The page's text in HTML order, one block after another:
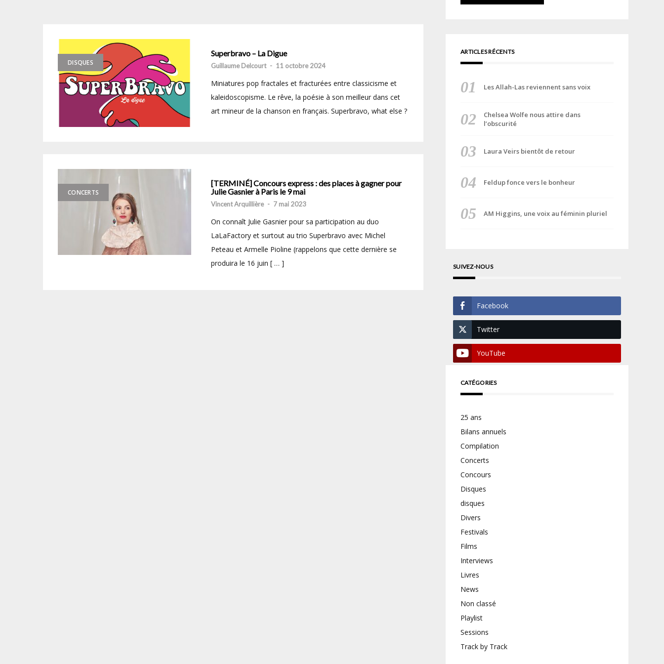
DISQUES
Superbravo – La Digue
Guillaume Delcourt - 11 octobre 2024
Miniatures pop fractales et fracturées entre classicisme et
kaleidoscopisme. Le rêve, la poésie à son meilleur dans cet
art mineur de la chanson en français. Superbravo, what else ?
CONCERTS
[TERMINÉ] Concours express : des places à gagner pour
Julie Gasnier à Paris le 9 mai
Vincent Arquillière - 7 mai 2023
On connaît Julie Gasnier pour sa participation au duo
LaLaFactory et surtout au trio Superbravo avec Michel
Peteau et Armelle Pioline (rappelons que cette dernière se
produira le 16 juin [ … ]
ARTICLES RÉCENTS
Les Allah-Las reviennent sans voix
Chelsea Wolfe nous attire dans
l’obscurité
Laura Veirs bientôt de retour
Feldup fonce vers le bonheur
AM Higgins, une voix au féminin pluriel
SUIVEZ-NOUS
Facebook
Twitter
YouTube
CATÉGORIES
25 ans
Bilans annuels
Compilation
Concerts
Concours
Disques
disques
Divers
Festivals
Films
Interviews
Livres
News
Non classé
Playlist
Sessions
Track by Track